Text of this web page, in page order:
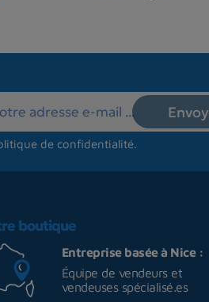
de confidentialité.
boutique
Entreprise basée à Nice :
Équipe de vendeurs et
vendeuses spécialisé.es